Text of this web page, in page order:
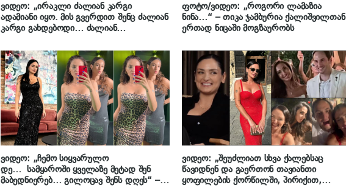
ვიდეო: „ირაკლი ძალიან კარგი
ადამიანი იყო. მის გვერდით შენც ძალიან
კარგი გახდებოდი… ძალიან
ქეთათო ირაკლი ჩარკვიანს
ფოტო/ვიდეო: „როგორი ლამაზია
ნინა…“ – თიკა ჯამბურია ქალიშვილთან
ერთად ნიცაში მოგზაურობს
ვიდეო: „ჩემო სიყვარულო
დე… სამყაროში ყველაზე მეტად შენ
მაბედნიერებ… გილოცავ შენს დღეს“ –
ვიდეო: „შეუძლიათ სხვა ქალებსაც
წავიდნენ და გაერთონ თავიანთი
ყოფილების ქორწილში, პირიქით,